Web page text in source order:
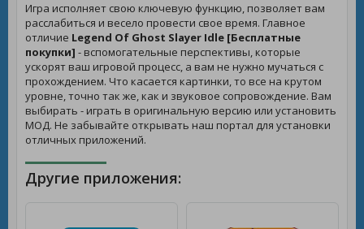
Игра исполняет свою ключевую функцию, позволяет вам
расслабиться и весело провести свое время. Главное
отличие Legend Of Ghost Slayer Idle [Бесплатные
покупки] - вспомогательные перспективы, которые
ускорят ваш игровой процесс, а вам не нужно мучаться с
прохождением. Что касается картинки, то все на крутом
уровне, точно так же, как и звуковое сопровождение. Вам
выбирать - играть в оригинальную версию или установить
МОД. Не забывайте открывать наш портал для установки
отличных приложений.
Другие приложения: